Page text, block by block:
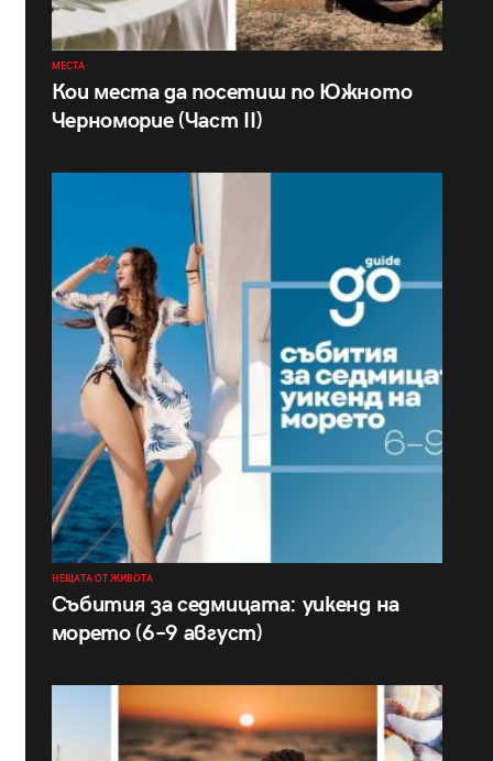
МЕСТА
Кои места да посетиш по Южното
Черноморие (Част II)
НЕЩАТА ОТ ЖИВОТА
Събития за седмицата: уикенд на
морето (6–9 август)